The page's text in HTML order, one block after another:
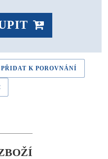
PŘIDAT K POROVNÁNÍ